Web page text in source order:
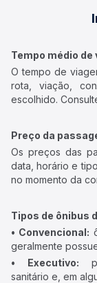
Tempo médio de
O tempo de
rota, viação,
escolhido.
Preço da
Os preços das
data, horário e
no momento da
Tipos de ônibus
• Convencional:
geralmente
• Executivo:
sanitário e, em